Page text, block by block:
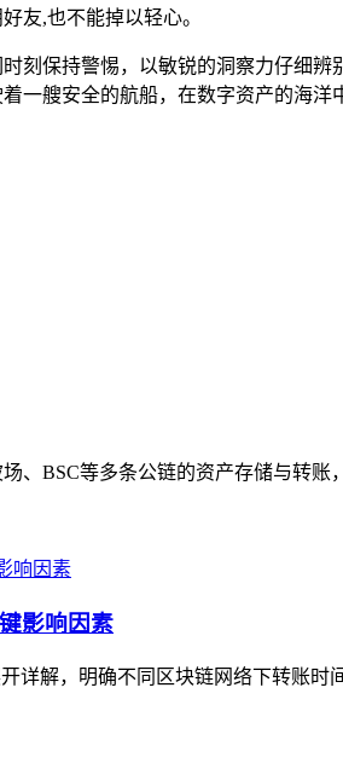
友,也不能掉以轻心。
刻保持警惕，以敏锐的洞察力仔细
一艘安全的航船，在数字资产的海
、BSC等多条公链的资产存储与转
影响因素
详解，明确不同区块链网络下转账